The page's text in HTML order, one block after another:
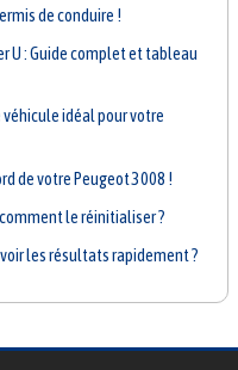
de conduire !
U : Guide complet et tableau
véhicule idéal pour votre
de votre Peugeot 3008 !
le réinitialiser ?
les résultats rapidement ?